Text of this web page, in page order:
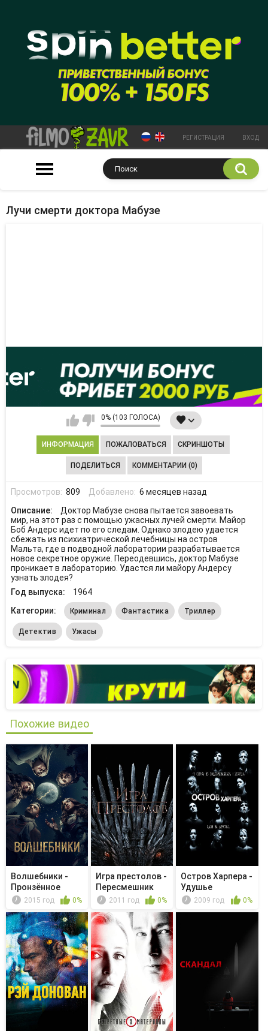
РЕГИСТРАЦИЯ ВХОД
Лучи смерти доктора Мабузе
0% (103 ГОЛОСА)
ИНФОРМАЦИЯ ПОЖАЛОВАТЬСЯ СКРИНШОТЫ
ПОДЕЛИТЬСЯ КОММЕНТАРИИ (0)
Просмотров: 809 Добавлено: 6 месяцев назад
Описание:
Доктор Мабузе снова пытается завоевать
мир, на этот раз с помощью ужасных лучей смерти. Майор
Боб Андерс идет по его следам. Однако злодею удается
сбежать из психиатрической лечебницы на остров
Мальта, где в подводной лаборатории разрабатывается
новое секретное оружие. Переодевшись, доктор Мабузе
проникает в лабораторию. Удастся ли майору Андерсу
узнать злодея?
Год выпуска:
1964
Категории:
Криминал Фантастика Триллер
Детектив Ужасы
Похожие видео
Волшебники -
Пронзённое
сердце
2015 год 0%
Игра престолов -
Пересмешник
2011 год 0%
Остров Харпера -
Удушье
2009 год 0%